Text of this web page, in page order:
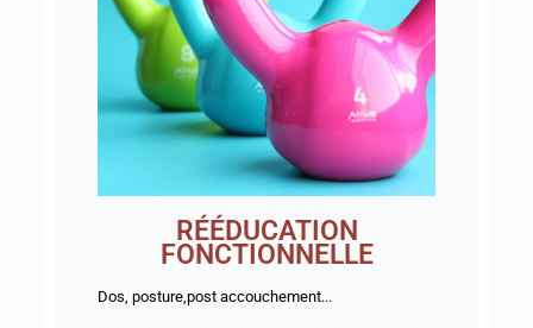
RÉÉDUCATION
FONCTIONNELLE
Dos, posture,post accouchement...